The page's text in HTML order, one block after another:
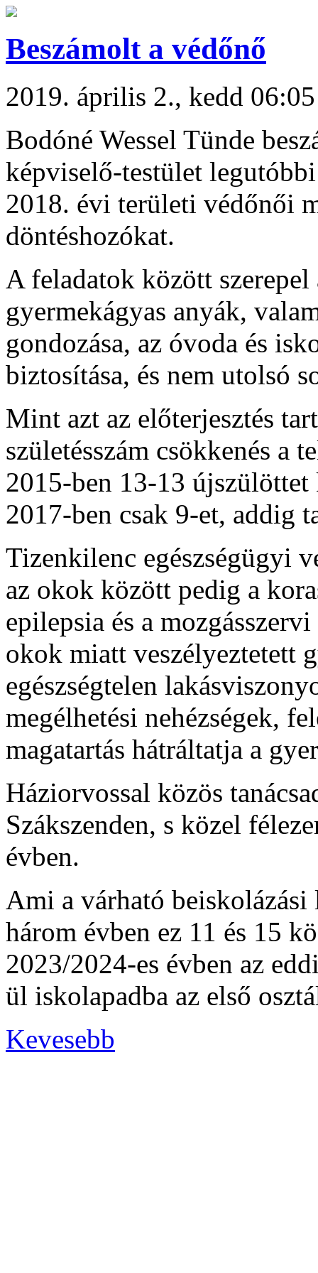
Beszámolt a védőnő
2019. április 2., kedd 06:05
Bodóné Wessel Tünde
képviselő-testület
2018. évi területi védőnői
döntéshozókat.
A feladatok között szerepel
gyermekágyas anyák,
gondozása, az óvoda és
biztosítása, és nem utolsó
Mint azt az előterjesztés
születésszám csökkenés a
2015-ben 13-13 újszülöttet
2017-ben csak 9-et, addig
Tizenkilenc egészségügyi
az okok között pedig a
epilepsia és a
okok miatt veszélyeztetett
egészségtelen
megélhetési nehézségek,
magatartás hátráltatja a
Háziorvossal közös
Szákszenden, s közel
évben.
Ami a várható
három évben ez 11 és 15
2023/2024-es évben az
ül iskolapadba az első
Kevesebb